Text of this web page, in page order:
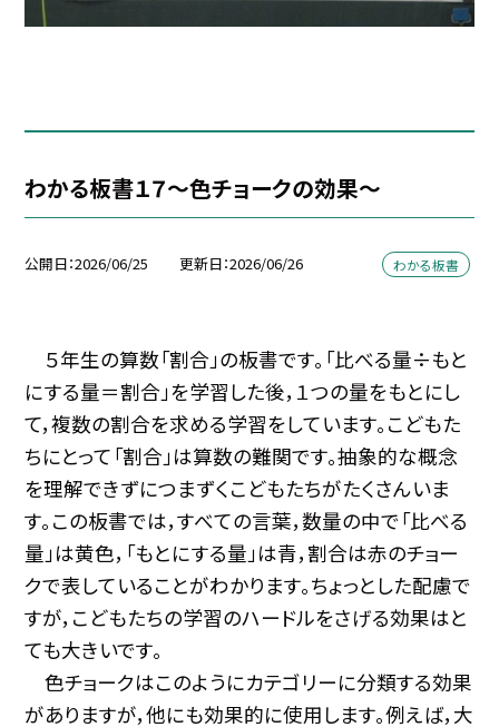
わかる板書１７～色チョークの効果～
公開日 2026/06/25 更新日 2026/06/26 わかる板書
５年生の算数「割合」の板書です。「比べる量÷もと
にする量＝割合」を学習した後，１つの量をもとにし
て，複数の割合を求める学習をしています。こどもた
ちにとって「割合」は算数の難関です。抽象的な概念
を理解できずにつまずくこどもたちがたくさんいま
す。この板書では，すべての言葉，数量の中で「比べる
量」は黄色，「もとにする量」は青，割合は赤のチョー
クで表していることがわかります。ちょっとした配慮で
すが，こどもたちの学習のハードルをさげる効果はと
ても大きいです。
色チョークはこのようにカテゴリーに分類する効果
がありますが，他にも効果的に使用します。例えば，大